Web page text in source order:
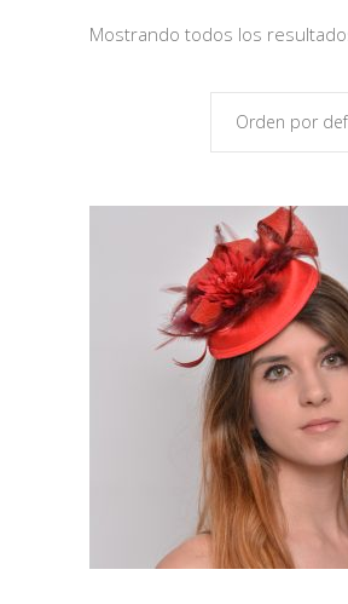
Mostrando todos los
Orden por
EVA. FLOR
BUCLE DE
LEER MÁS